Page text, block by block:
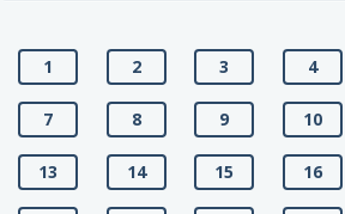
1 2 3 4
7 8 9 10
13 14 15 16